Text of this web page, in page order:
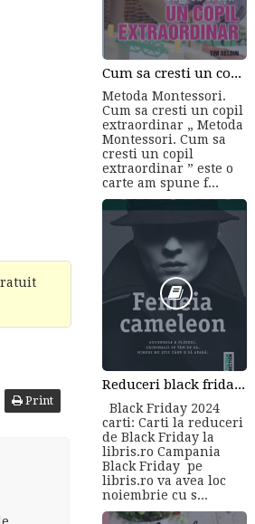
Print
Cum sa cresti un copil...
Metoda Montessori.
Cum sa cresti un copil
extraordinar „ Metoda
Montessori. Cum sa
cresti un copil
extraordinar ” este o
carte am spune f...
Reduceri black friday la carti online
Black Friday 2024
carti: Carti la reduceri
de Black Friday la
libris.ro Campania
Black Friday pe
libris.ro va avea loc
noiembrie cu s...